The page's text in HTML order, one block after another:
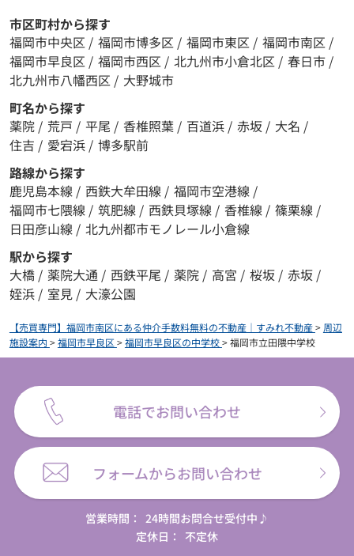
市区町村から探す
福岡市中央区 / 福岡市博多区 / 福岡市東区 / 福岡市南区 /
福岡市早良区 / 福岡市西区 / 北九州市小倉北区 / 春日市 /
北九州市八幡西区 / 大野城市
町名から探す
薬院 / 荒戸 / 平尾 / 香椎照葉 / 百道浜 / 赤坂 / 大名 /
住吉 / 愛宕浜 / 博多駅前
路線から探す
鹿児島本線 / 西鉄大牟田線 / 福岡市空港線 /
福岡市七隈線 / 筑肥線 / 西鉄貝塚線 / 香椎線 / 篠栗線 /
日田彦山線 / 北九州都市モノレール小倉線
駅から探す
大橋 / 薬院大通 / 西鉄平尾 / 薬院 / 高宮 / 桜坂 / 赤坂 /
姪浜 / 室見 / 大濠公園
【売買専門】福岡市南区にある仲介手数料無料の不動産｜すみれ不動産> 周辺
施設案内 >福岡市早良区 >福岡市早良区の中学校>福岡市立田隈中学校
電話でお問い合わせ
フォームからお問い合わせ
営業時間：
24時間お問合せ受付中♪
定休日：
不定休